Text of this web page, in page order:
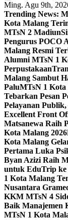
Ming. Agu 9th,
Trending News:
Kota Malang
MTsN 2 Madiun
Pengurus POCO
Malang Resmi
Alumni MTsN 1
Perpustakaan
Malang Sambut
PaluMTsN 1
Tebarkan Pesan
Pelayanan
Excellent Front
Matsanewa Raih
Kota Malang 2026
Kota Malang
Pertama Luka
Byan Azizi Raih
untuk EduTrip ke
1 Kota Malang
Nusantara
KKM MTsN 4
Baik Manajemen
MTsN 1 Kota